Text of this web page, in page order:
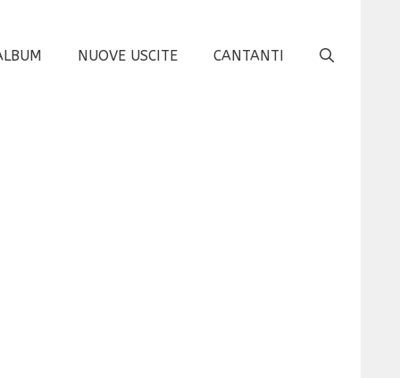
NUOVE USCITE CANTANTI